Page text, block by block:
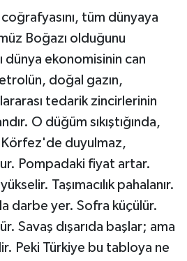
tüm dünyaya
Boğazı olduğunu
dünya ekonomisinin can
doğal gazın,
tedarik zincirlerinin
O düğüm sıkıştığında,
Körfez'de duyulmaz,
Pompadaki fiyat artar.
Taşımacılık pahalanır.
darbe yer. Sofra küçülür.
Savaş dışarıda başlar; ama
Peki Türkiye bu tabloya ne